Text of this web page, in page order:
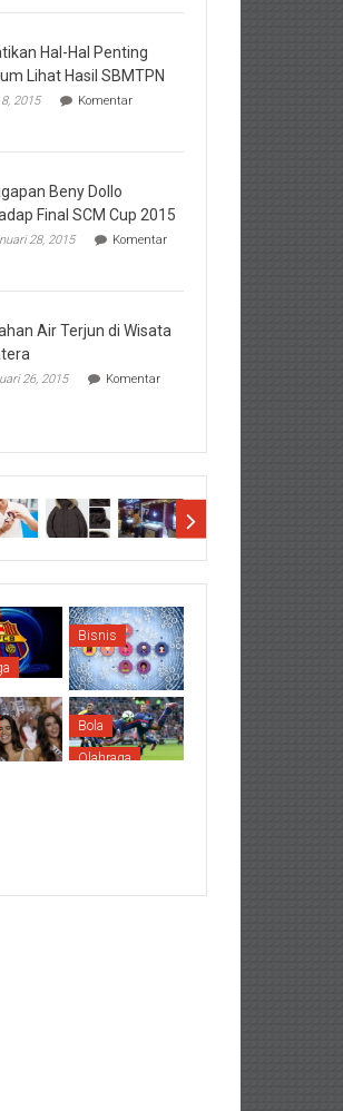
Tentang
BTN
Hal-Hal Penting
Lihat Hasil SBMTPN
2015
Komentar
Beny Dollo
Final SCM Cup 2015
28, 2015
Komentar
Air Terjun di Wisata
26, 2015
Komentar
Bisnis
Bola
Olahraga